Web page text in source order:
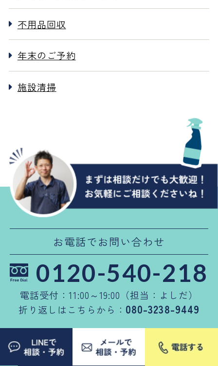
不用品回収
年末のご予約
施設清掃
お電話でお問い合わせ
0120-540-218
電話受付：11:00～19:00（担当：よしだ）
折り返しはこちらから： 080-3238-9449
LINEで相談・ご予約